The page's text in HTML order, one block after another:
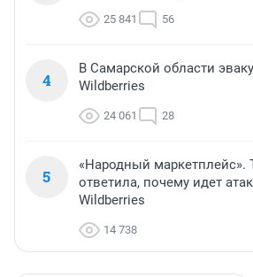
25 841 56
4
В Самарской области
Wildberries
24 061 28
5
«Народный маркетплейс».
ответила, почему идет
Wildberries
14 738